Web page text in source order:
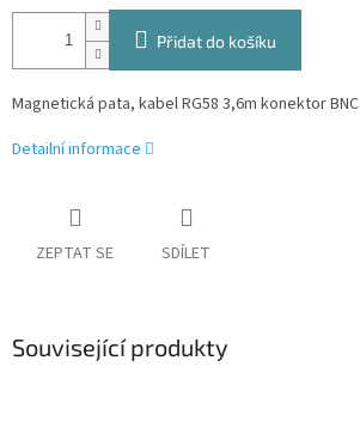
Přidat do košíku
Magnetická pata, kabel RG58 3,6m konektor BNC
Detailní informace
ZEPTAT SE SDÍLET
Související produkty